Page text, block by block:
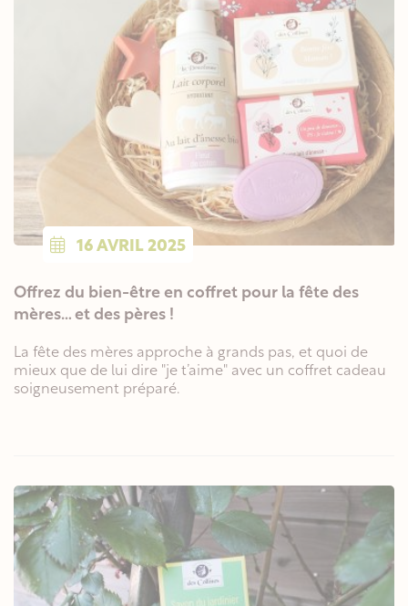
16 AVRIL 2025
Offrez du bien-être en coffret pour la fête des
mères… et des pères !
La fête des mères approche à grands pas, et quoi de
mieux que de lui dire "je t’aime" avec un coffret cadeau
soigneusement préparé.